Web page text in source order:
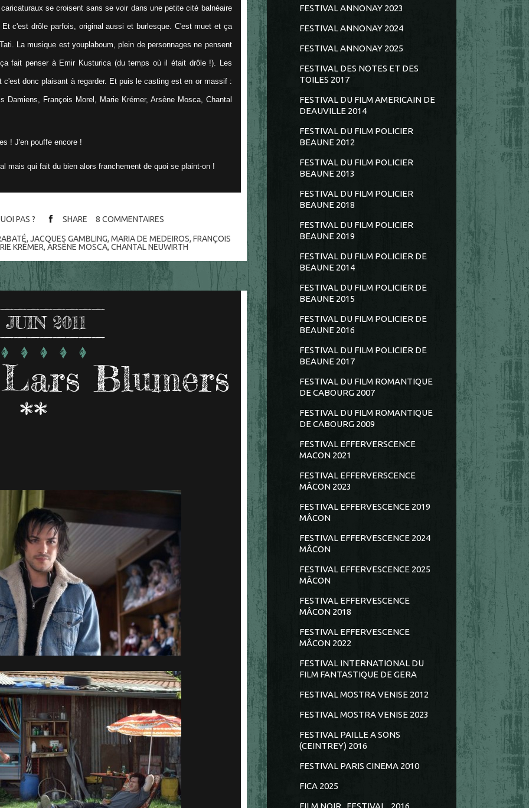
se croisent sans se voir dans une petite cité balnéaire
c'est drôle parfois, original aussi et burlesque. C'est muet et ça
La musique est youplaboum, plein de personnages ne pensent
fait penser à Emir Kusturica (du temps où il était drôle !). Les
donc plaisant à regarder. Et puis le casting est en or massif :
Damiens, François Morel, Marie Krémer, Arsène Mosca, Chantal
! J'en pouffe encore !
mais qui fait du bien alors franchement de quoi se plaint-on !
PAS ? SHARE 8 COMMENTAIRES
, JACQUES GAMBLING, MARIA DE MEDEIROS, FRANÇOIS
KRÉMER,ARSÈNE MOSCA,CHANTAL NEUWIRTH
JUIN 2011
Blumers
**
FESTIVAL ANNONAY 2023
FESTIVAL ANNONAY 2024
FESTIVAL ANNONAY 2025
FESTIVAL DES NOTES ET DES
TOILES 2017
FESTIVAL DU FILM AMERICAIN DE
DEAUVILLE 2014
FESTIVAL DU FILM POLICIER
BEAUNE 2012
FESTIVAL DU FILM POLICIER
BEAUNE 2013
FESTIVAL DU FILM POLICIER
BEAUNE 2018
FESTIVAL DU FILM POLICIER
BEAUNE 2019
FESTIVAL DU FILM POLICIER DE
BEAUNE 2014
FESTIVAL DU FILM POLICIER DE
BEAUNE 2015
FESTIVAL DU FILM POLICIER DE
BEAUNE 2016
FESTIVAL DU FILM POLICIER DE
BEAUNE 2017
FESTIVAL DU FILM ROMANTIQUE
DE CABOURG 2007
FESTIVAL DU FILM ROMANTIQUE
DE CABOURG 2009
FESTIVAL EFFERVERSCENCE
MACON 2021
FESTIVAL EFFERVERSCENCE
MÂCON 2023
FESTIVAL EFFERVESCENCE 2019
MÂCON
FESTIVAL EFFERVESCENCE 2024
MÂCON
FESTIVAL EFFERVESCENCE 2025
MÂCON
FESTIVAL EFFERVESCENCE
MÂCON 2018
FESTIVAL EFFERVESCENCE
MÂCON 2022
FESTIVAL INTERNATIONAL DU
FILM FANTASTIQUE DE GERA
FESTIVAL MOSTRA VENISE 2012
FESTIVAL MOSTRA VENISE 2023
FESTIVAL PAILLE A SONS
(CEINTREY) 2016
FESTIVAL PARIS CINEMA 2010
FICA 2025